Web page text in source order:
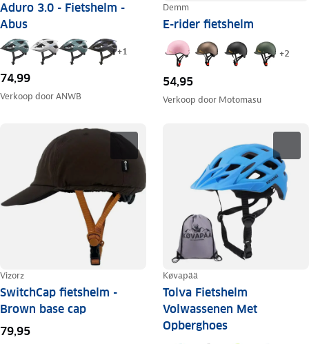
Aduro 3.0 - Fietshelm -
Abus
+1
74,99
Verkoop doorANWB
Demm
E-rider fietshelm
+2
54,95
Verkoop door Motomasu
Vizorz
SwitchCap fietshelm -
Brown base cap
79,95
Køvapää
Tolva Fietshelm
Volwassenen Met
Opberghoes